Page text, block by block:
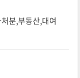
분,부동산,대여